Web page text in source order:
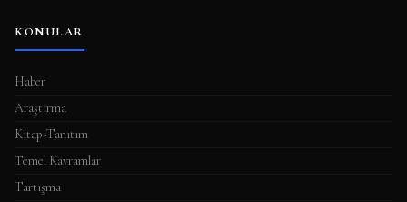
KONULAR
Haber
Araştırma
Kitap-Tanıtım
Temel Kavramlar
Tartışma